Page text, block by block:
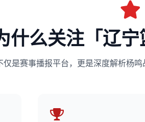
什么关注「辽宁
仅是赛事播报平台，更是深度解析杨鸣